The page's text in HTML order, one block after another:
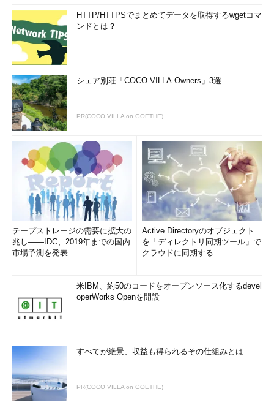
HTTP/HTTPSでまとめてデータを取得するwgetコマ
ンドとは？
シェア別荘「COCO VILLA Owners」3選
PR(COCO VILLA on GOETHE)
テープストレージの需要に拡大の
兆し――IDC、2019年までの国内
市場予測を発表
Active Directoryのオブジェクト
を「ディレクトリ同期ツール」で
クラウドに同期する
米IBM、約50のコードをオープンソース化するdevel
operWorks Openを開設
すべてが絶景、収益も得られるその仕組みとは
PR(COCO VILLA on GOETHE)